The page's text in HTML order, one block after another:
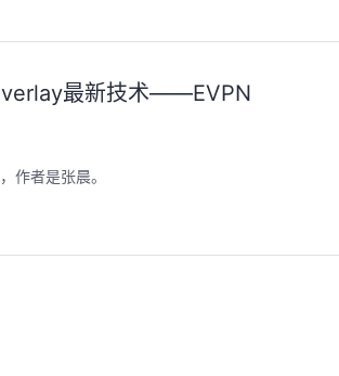
最新技术——EVPN
作者是张晨。